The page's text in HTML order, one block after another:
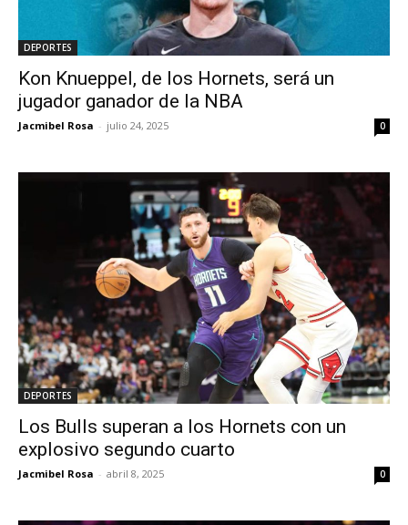
DEPORTES
Kon Knueppel, de los Hornets, será un
jugador ganador de la NBA
Jacmibel Rosa - julio 24, 2025 0
DEPORTES
Los Bulls superan a los Hornets con un
explosivo segundo cuarto
Jacmibel Rosa - abril 8, 2025 0